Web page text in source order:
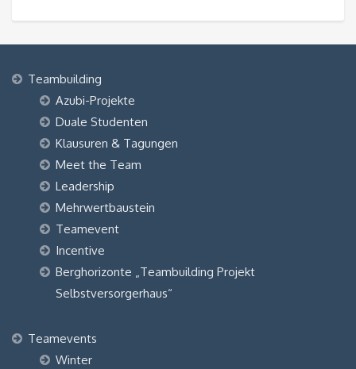
Teambuilding
Azubi-Projekte
Duale Studenten
Klausuren & Tagungen
Meet the Team
Leadership
Mehrwertbaustein
Teamevent
Incentive
Berghorizonte „Teambuilding Projekt
Selbstversorgerhaus“
Teamevents
Winter